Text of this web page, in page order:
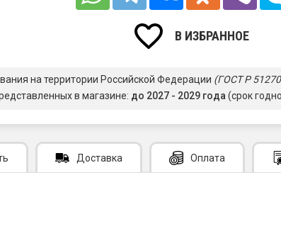
В ИЗБРАННОЕ
на территории Российской Федерации (ГОСТ Р
в магазине: до 2027 - 2029 года(срок
Доставка Оплата